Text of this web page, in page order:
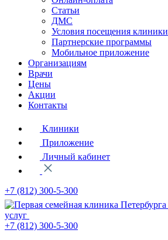
Статьи
ДМС
Условия посещения клиники
Партнерские программы
Мобильное приложение
Организациям
Врачи
Цены
Акции
Контакты
Клиники
Приложение
Личный кабинет
+7 (812) 300-5-300
услуг
+7 (812) 300-5-300